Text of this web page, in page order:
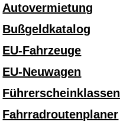
Autovermietung
Bußgeldkatalog
EU-Fahrzeuge
EU-Neuwagen
Führerscheinklassen
Fahrradroutenplaner